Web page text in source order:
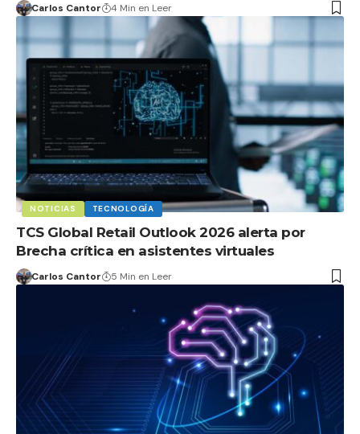
Carlos Cantor 4 Min en Leer
NOTICIAS TECNOLOGÍA
TCS Global Retail Outlook 2026 alerta por
Brecha crítica en asistentes virtuales
Carlos Cantor 5 Min en Leer